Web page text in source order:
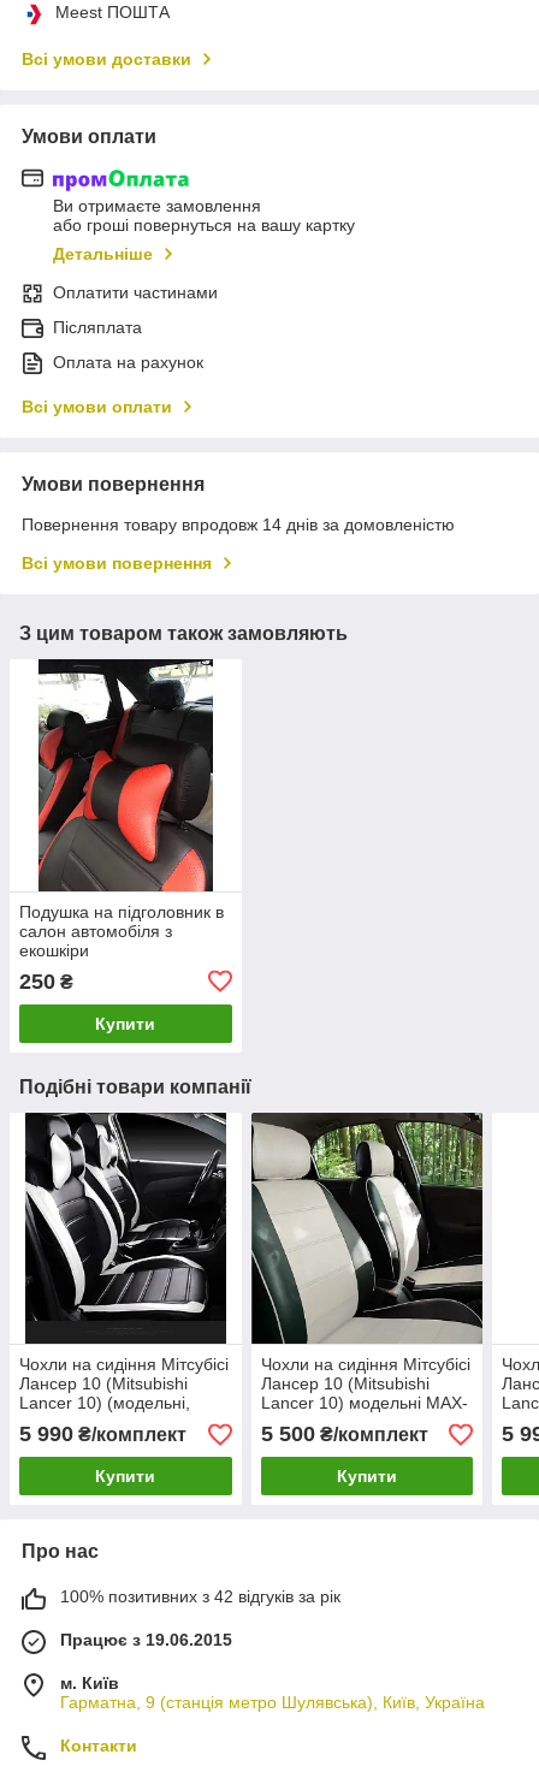
Meest ПОШТА
Всі умови доставки
Умови оплати
Ви отримаєте замовлення
або гроші повернуться на вашу картку
Детальніше
Оплатити частинами
Післяплата
Оплата на рахунок
Всі умови оплати
Умови повернення
Повернення товару впродовж 14 днів за домовленістю
Всі умови повернення
З цим товаром також замовляють
Подушка на підголовник в
салон автомобіля з
екошкіри
250 ₴
Купити
Подібні товари компанії
Чохли на сидіння Мітсубісі
Лансер 10 (Mitsubishi
Lancer 10) (модельні,
MAX-L, окремий
підголовник) Чорно-білий
5 990 ₴/комплект
Купити
Чохли на сидіння Мітсубісі
Лансер 10 (Mitsubishi
Lancer 10) модельні MAX-
N з екошкіри Чорно-білий
5 500₴/комплект
Купити
з
5
Про нас
100% позитивних з 42 відгуків за рік
Працює з 19.06.2015
м. Київ
Гарматна, 9 (станція метро Шулявська), Київ, Україна
Контакти